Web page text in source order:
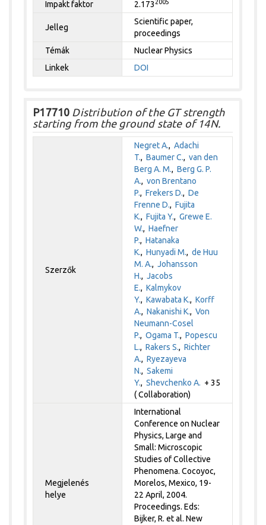
Impakt faktor 2.173 2005
Jelleg
Scientific paper,
proceedings
Témák
Nuclear Physics
Linkek
DOI
P17710 Distribution of the GT strength
starting from the ground state of 14N.
Szerzők
Negret A.,Adachi
T.,Baumer C.,van den
Berg A. M.,Berg G. P.
A.,von Brentano
P.,Frekers D.,De
Frenne D.,Fujita
K.,Fujita Y.,Grewe E.
W.,Haefner
P.,Hatanaka
K.,Hunyadi M.,de Huu
M. A.,Johansson
H.,Jacobs
E.,Kalmykov
Y.,Kawabata K.,Korff
A.,Nakanishi K.,Von
Neumann-Cosel
P.,Ogama T.,Popescu
L.,Rakers S.,Richter
A.,Ryezayeva
N.,Sakemi
Y.,Shevchenko A. + 35
( Collaboration)
Megjelenés
helye
International
Conference on Nuclear
Physics, Large and
Small: Microscopic
Studies of Collective
Phenomena. Cocoyoc,
Morelos, Mexico, 19-
22 April, 2004.
Proceedings. Eds:
Bijker, R. et al. New